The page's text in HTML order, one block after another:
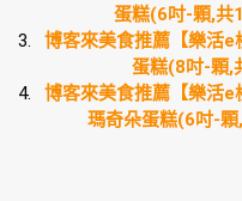
蛋糕(6吋-顆,共
博客來美食推薦【樂活
蛋糕(8吋-顆,
博客來美食推薦【樂活
瑪奇朵蛋糕(6吋-